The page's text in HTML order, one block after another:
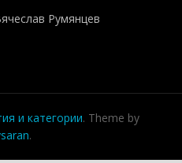
Румянцев
и категории. Theme by
.